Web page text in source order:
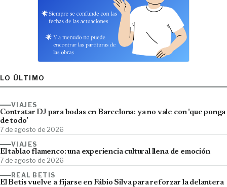
LO ÚLTIMO
VIAJES
Contratar DJ para bodas en Barcelona: ya no vale con 'que ponga
de todo'
7 de agosto de 2026
VIAJES
El tablao flamenco: una experiencia cultural llena de emoción
7 de agosto de 2026
REAL BETIS
El Betis vuelve a fijarse en Fábio Silva para reforzar la delantera